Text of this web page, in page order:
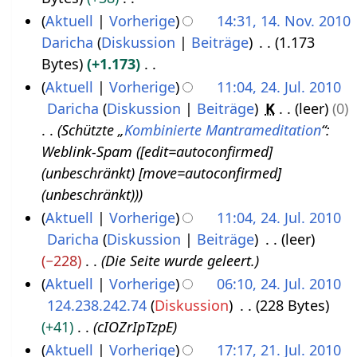
g
s
u
n
g
n
f
a
s
s
u
n
g
m
m
e
n
f
a
s
s
u
n
g
u
s
a
m
m
n
f
a
s
s
u
n
g
s
z
u
s
a
m
m
e
n
f
a
s
s
n
2
b
e
i
t
u
g
s
z
u
s
a
m
m
n
1
e
a
r
b
e
t
u
n
g
s
z
u
s
m
z
b
0
v
2
0
K
e
i
n
e
a
r
b
i
t
u
n
g
Aktuell Vorherige
14:31, 14. Nov. 2010
Daricha Diskussion Beiträge
1.173
Bytes
+1.173
K
n
e
B
e
a
r
b
i
t
0
Aktuell Vorherige
11:04, 24. Jul. 2010
Daricha Diskussion Beiträge K leer
0
Schützte „Kombinierte Mantrameditation“:
Weblink-Spam ([edit=autoconfirmed]
(unbeschränkt) [move=autoconfirmed]
(unbeschränkt))
Aktuell
Vorherige
11:04, 24. Jul. 2010
Daricha Diskussion Beiträge
leer
−228
Die Seite wurde geleert.
Aktuell
Vorherige
06:10, 24. Jul. 2010
124.238.242.74 Diskussion
228 Bytes
+41
cIOZrIpTzpE
Aktuell
Vorherige 17:17, 21. Jul. 2010